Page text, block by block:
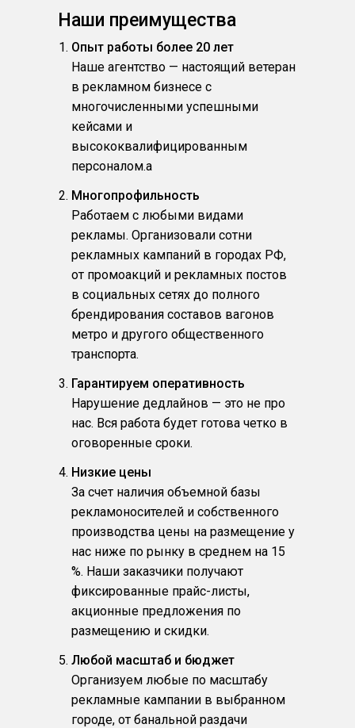
Наши преимущества
Опыт работы более 20 лет
Наше агентство — настоящий ветеран
в рекламном бизнесе с
многочисленными успешными
кейсами и
высококвалифицированным
персоналом.a
Многопрофильность
Работаем с любыми видами
рекламы. Организовали сотни
рекламных кампаний в городах РФ,
от промоакций и рекламных постов
в социальных сетях до полного
брендирования составов вагонов
метро и другого общественного
транспорта.
Гарантируем оперативность
Нарушение дедлайнов — это не про
нас. Вся работа будет готова четко в
оговоренные сроки.
Низкие цены
За счет наличия объемной базы
рекламоносителей и собственного
производства цены на размещение у
нас ниже по рынку в среднем на 15
%. Наши заказчики получают
фиксированные прайс-листы,
акционные предложения по
размещению и скидки.
Любой масштаб и бюджет
Организуем любые по масштабу
рекламные кампании в выбранном
городе, от банальной раздачи